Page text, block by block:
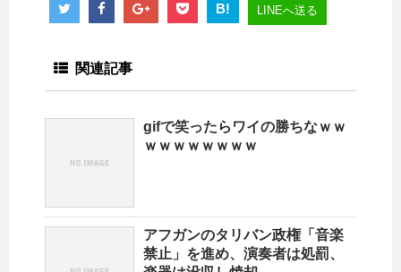
B! LINEへ送る
関連記事
gifで笑ったらワイの勝ちなｗｗ
ｗｗｗｗｗｗｗｗ
アフガンのタリバン政権「音楽
禁止」を進め、演奏者は処罰、